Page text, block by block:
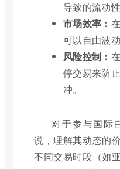
导致的流动
市场效率：
可以自由波
风险控制：
停交易来防
冲。
对于参与国际
说，理解其动态的
不同交易时段（如